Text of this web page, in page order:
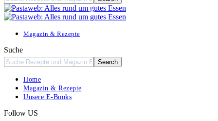
Magazin & Rezepte
Suche
Home
Magazin & Rezepte
Unsere E-Books
Follow US